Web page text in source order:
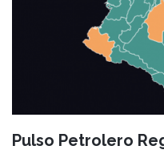
Pulso Petrolero